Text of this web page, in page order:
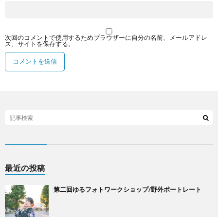
次回のコメントで使用するためブラウザーに自分の名前、メールアドレ
ス、サイトを保存する。
最近の投稿
第二回ゆるフォトワークショップ/野外ポートレート